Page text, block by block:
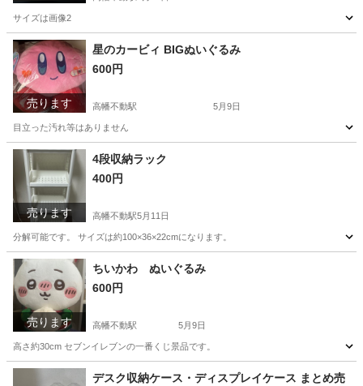
サイズは画像2
東京 日野市 高幡不動駅 収納家具 ラック
売ります
星のカービィ BIGぬいぐるみ
600円
高幡不動駅 5月9日
目立った汚れ等はありません
東京 日野市 高幡不動駅
売ります
4段収納ラック
400円
高幡不動駅5月11日
分解可能です。 サイズは約100×36×22cmになります。
東京 日野市 高幡不動駅 収納家具
売ります
ちいかわ ぬいぐるみ
600円
高幡不動駅 5月9日
高さ約30cm セブンイレブンの一番くじ景品です。
東京 日野市 高幡不動駅 ちい
デスク収納ケース・ディスプレイケース まとめ売